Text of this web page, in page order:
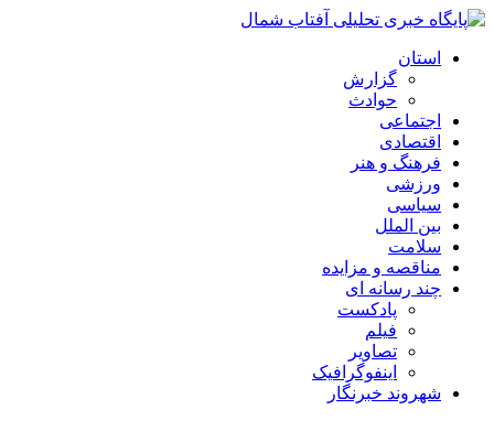
استان
گزارش
حوادث
اجتماعی
اقتصادی
فرهنگ و هنر
ورزشی
سیاسی
بین الملل
سلامت
مناقصه و مزایده
چند رسانه ای
پادکست
فیلم
تصاویر
اینفوگرافیک
شهروند خبرنگار